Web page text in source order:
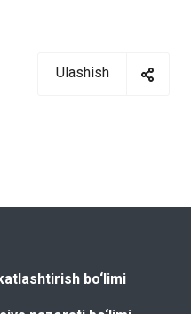
Ulashish
bo‘limi